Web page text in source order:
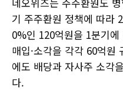
기 주주환원 정책에 따라
0%인 120억원을 1분기
매입·소각을 각각 60억원
에도 배당과 자사주 소각
다.